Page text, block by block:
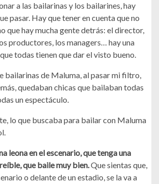
a las bailarinas y los bailarines, hay
pasar. Hay que tener en cuenta que no
que hay mucha gente detrás: el director,
productores, los managers… hay una
todas tienen que dar el visto bueno.
bailarinas de Maluma, al pasar mi filtro,
quedaban chicas que bailaban todas
un espectáculo.
lo que buscaba para bailar con Maluma
leona en el escenario, que tenga una
que baile muy bien.Que sientas que,
o delante de un estadio, se la va a